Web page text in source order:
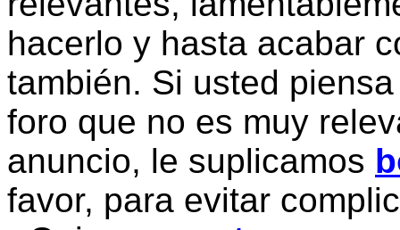
hacerlo y hasta acabar
también. Si usted
foro que no es muy
anuncio, le suplicamos
favor, para evitar